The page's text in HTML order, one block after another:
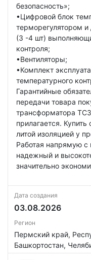
безопасность»;
•Цифровой блок
терморегулятором
(3 -4 шт)
контроля;
•Вентиляторы;
•Комплект
температурного
Гарантийные
передачи товара
трансформатора
прилагается.
литой изоляцией у
Работая напрямую с
надежный и
значительно
Дата создания
03.08.2026
Регион
Пермский край,
Башкортостан,